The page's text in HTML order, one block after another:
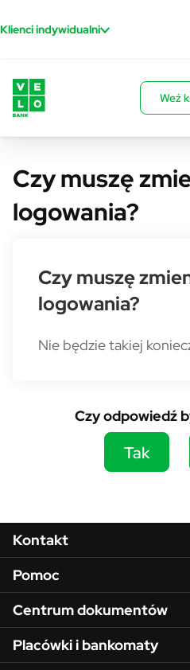
Klienci indywidualni
Weź
Czy muszę
logowania?
Czy muszę
logowania?
Nie będzie takiej
Czy odpowiedź
Tak
Menu w stopce
Kontakt
Pomoc
Centrum dokumentów
Placówki i bankomaty